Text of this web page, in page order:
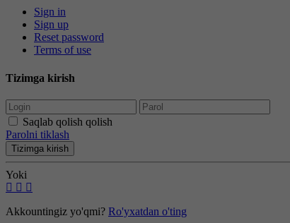
Sign in
Sign up
Reset password
Terms of use
Tizimga kirish
Saqlab qolish qolish
Parolni tiklash
Tizimga kirish
Yoki
Akkountingiz yo'qmi? Ro'yxatdan o'ting